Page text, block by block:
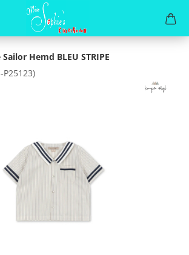
Hemd BLEU STRIPE
P25123)